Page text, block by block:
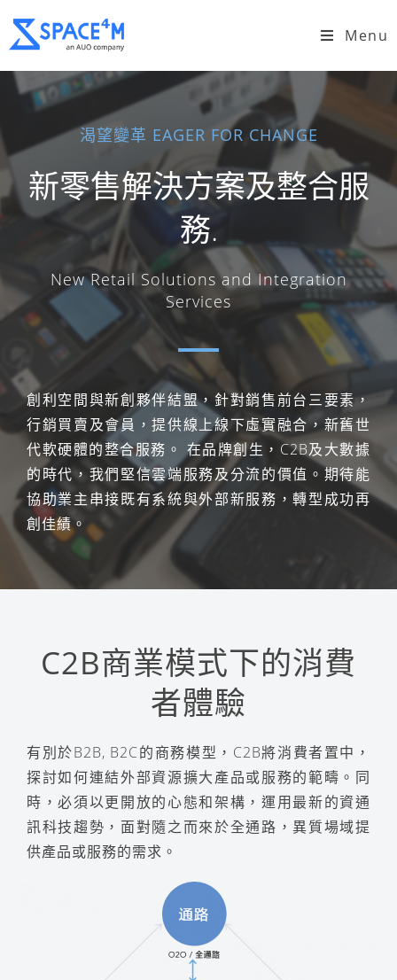
Menu
渴望變革 EAGER FOR CHANGE
新零售解決方案及整合服
務.
New Retail Solutions and Integration
Services
創利空間與新創夥伴結盟，針對銷售前台三要素，
行銷買賣及會員，提供線上線下虛實融合，新舊世
代軟硬體的整合服務。 在品牌創生，C2B及大數據
的時代，我們堅信雲端服務及分流的價值。期待能
協助業主串接既有系統與外部新服務，轉型成功再
創佳績。
C2B商業模式下的消費
者體驗
有別於B2B, B2C的商務模型，C2B將消費者置中，
探討如何連結外部資源擴大產品或服務的範疇。同
時，必須以更開放的心態和架構，運用最新的資通
訊科技趨勢，面對隨之而來於全通路，異質場域提
供產品或服務的需求。